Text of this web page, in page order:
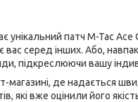
унікальний патч M-Tac
серед інших. Або,
підкреслюючи вашу
магазині, де надається
які вже оцінили його